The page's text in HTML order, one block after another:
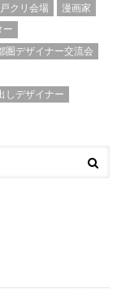
クリ会場
漫画家
ー
圏デザイナー交流会
しデザイナー